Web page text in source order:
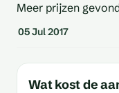
Meer prijzen
05 Jul 2017
Wat kost de